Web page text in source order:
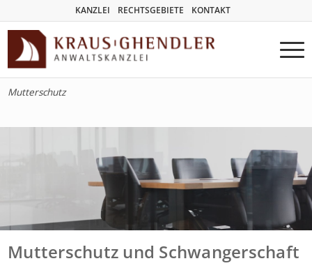
KANZLEI RECHTSGEBIETE KONTAKT
Mutterschutz
Mutterschutz und Schwangerschaft